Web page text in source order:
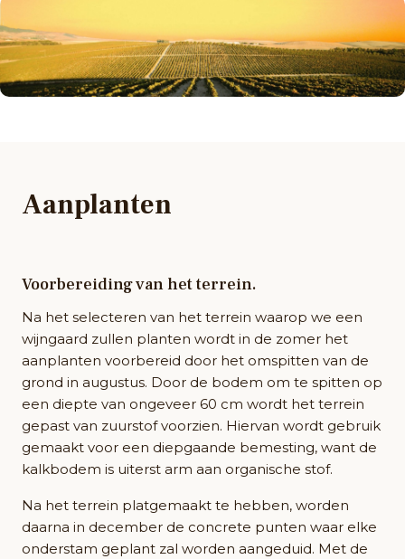
Aanplanten
Voorbereiding van het terrein.
Na het selecteren van het terrein waarop we een
wijngaard zullen planten wordt in de zomer het
aanplanten voorbereid door het omspitten van de
grond in augustus. Door de bodem om te spitten op
een diepte van ongeveer 60 cm wordt het terrein
gepast van zuurstof voorzien. Hiervan wordt gebruik
gemaakt voor een diepgaande bemesting, want de
kalkbodem is uiterst arm aan organische stof.
Na het terrein platgemaakt te hebben, worden
daarna in december de concrete punten waar elke
onderstam geplant zal worden aangeduid. Met de